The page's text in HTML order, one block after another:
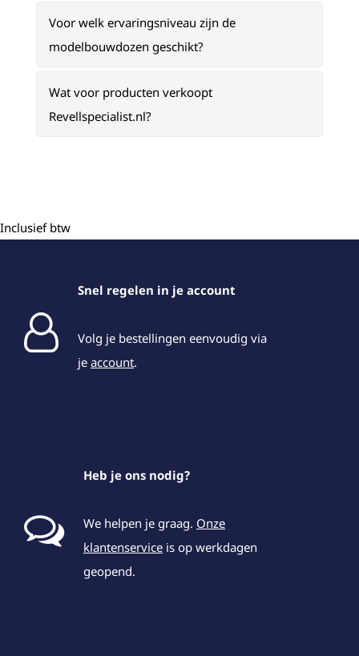
Voor welk ervaringsniveau zijn de
modelbouwdozen geschikt?
Wat voor producten verkoopt
Revellspecialist.nl?
Inclusief btw
Snel regelen in je account
Volg je bestellingen eenvoudig via
je account.
Heb je ons nodig?
We helpen je graag. Onze
klantenservice is op werkdagen
geopend.